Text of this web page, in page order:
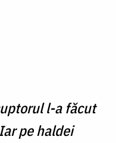
l-a făcut
pe haldei